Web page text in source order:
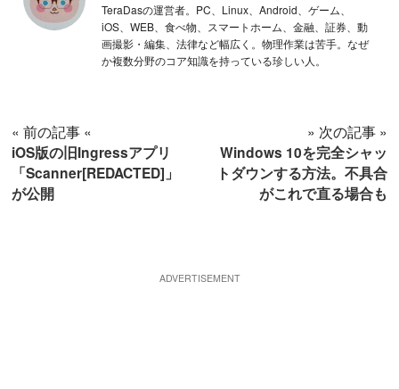
TeraDasの運営者。PC、Linux、Android、ゲーム、
iOS、WEB、食べ物、スマートホーム、金融、証券、動
画撮影・編集、法律など幅広く。物理作業は苦手。なぜ
か複数分野のコア知識を持っている珍しい人。
« 前の記事 «
iOS版の旧Ingressアプリ
「Scanner[REDACTED]」
が公開
» 次の記事 »
Windows 10を完全シャッ
トダウンする方法。不具合
がこれで直る場合も